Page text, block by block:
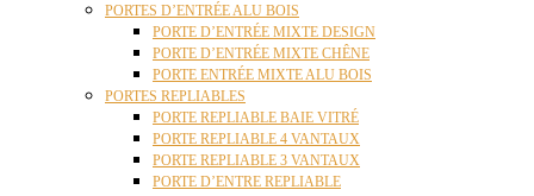
PORTES D’ENTRÉE ALU BOIS
PORTE D’ENTRÉE MIXTE DESIGN
PORTE D’ENTRÉE MIXTE CHÊNE
PORTE ENTRÉE MIXTE ALU BOIS
PORTES REPLIABLES
PORTE REPLIABLE BAIE VITRÉ
PORTE REPLIABLE 4 VANTAUX
PORTE REPLIABLE 3 VANTAUX
PORTE D’ENTRE REPLIABLE